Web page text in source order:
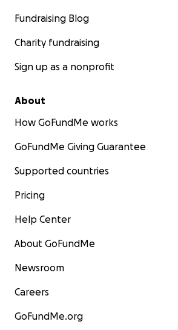
Fundraising Blog
Charity fundraising
Sign up as a nonprofit
About
How GoFundMe works
GoFundMe Giving Guarantee
Supported countries
Pricing
Help Center
About GoFundMe
Newsroom
Careers
GoFundMe.org